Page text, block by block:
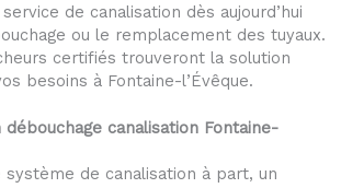
de canalisation dès aujourd’hui
ou le remplacement des tuyaux.
certifiés trouveront la solution
besoins à Fontaine-l’Évêque.
débouchage canalisation Fontaine-
de canalisation à part, un